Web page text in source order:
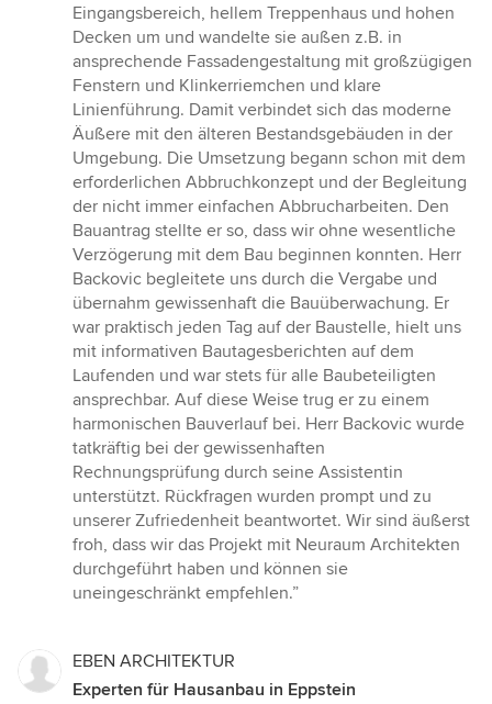
Eingangsbereich, hellem Treppenhaus und hohen
Decken um und wandelte sie außen z.B. in
ansprechende Fassadengestaltung mit großzügigen
Fenstern und Klinkerriemchen und klare
Linienführung. Damit verbindet sich das moderne
Äußere mit den älteren Bestandsgebäuden in der
Umgebung. Die Umsetzung begann schon mit dem
erforderlichen Abbruchkonzept und der Begleitung
der nicht immer einfachen Abbrucharbeiten. Den
Bauantrag stellte er so, dass wir ohne wesentliche
Verzögerung mit dem Bau beginnen konnten. Herr
Backovic begleitete uns durch die Vergabe und
übernahm gewissenhaft die Bauüberwachung. Er
war praktisch jeden Tag auf der Baustelle, hielt uns
mit informativen Bautagesberichten auf dem
Laufenden und war stets für alle Baubeteiligten
ansprechbar. Auf diese Weise trug er zu einem
harmonischen Bauverlauf bei. Herr Backovic wurde
tatkräftig bei der gewissenhaften
Rechnungsprüfung durch seine Assistentin
unterstützt. Rückfragen wurden prompt und zu
unserer Zufriedenheit beantwortet. Wir sind äußerst
froh, dass wir das Projekt mit Neuraum Architekten
durchgeführt haben und können sie
uneingeschränkt empfehlen.”
EBEN ARCHITEKTUR
Experten für Hausanbau in Eppstein